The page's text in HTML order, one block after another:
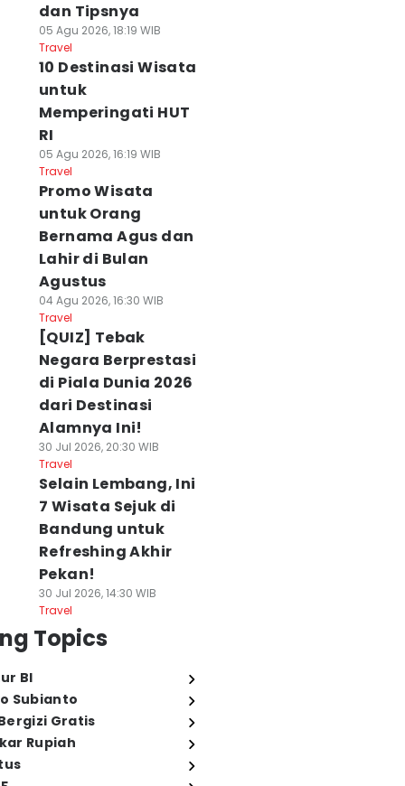
dan Tipsnya
05 Agu 2026, 18:19 WIB
Travel
10 Destinasi Wisata
untuk
Memperingati HUT
RI
05 Agu 2026, 16:19 WIB
Travel
Promo Wisata
untuk Orang
Bernama Agus dan
Lahir di Bulan
Agustus
04 Agu 2026, 16:30 WIB
Travel
[QUIZ] Tebak
Negara Berprestasi
di Piala Dunia 2026
dari Destinasi
Alamnya Ini!
30 Jul 2026, 20:30 WIB
Travel
Selain Lembang, Ini
7 Wisata Sejuk di
Bandung untuk
Refreshing Akhir
Pekan!
30 Jul 2026, 14:30 WIB
Travel
Topics
BI
Subianto
Gratis
Rupiah